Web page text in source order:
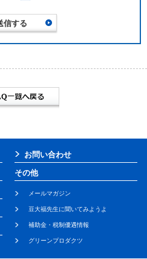
お問い合わせ
その他
メールマガジン
豆大福先生に聞いてみようよ
補助金・税制優遇情報
グリーンプロダクツ